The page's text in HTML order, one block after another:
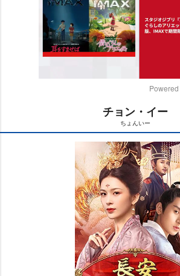
チョン・イー
ちょんいー